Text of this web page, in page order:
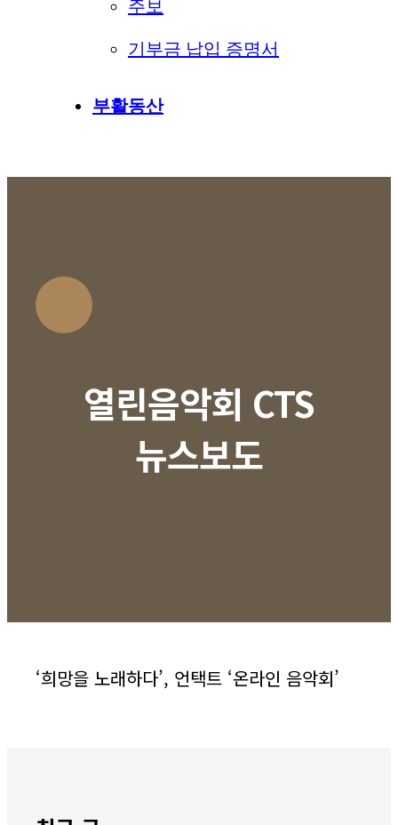
주보
기부금 납입 증명서
부활동산
열린음악회 CTS
뉴스보도
‘희망을 노래하다’, 언택트 ‘온라인 음악회’